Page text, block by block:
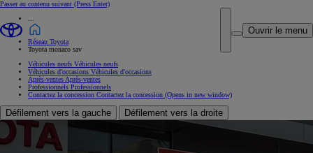
Passer au contenu suivant (Press Enter)
Ouvrir le menu
Réseau Toyota
Toyota monaco sav
Véhicules neufs Véhicules neufs
Véhicules d'occasions Véhicules d'occasions
Après-ventes Après-ventes
Professionnels Professionnels
Contactez la concession Contactez la concession (Opens in new window)
Défilement vers la gauche Défilement vers la droite